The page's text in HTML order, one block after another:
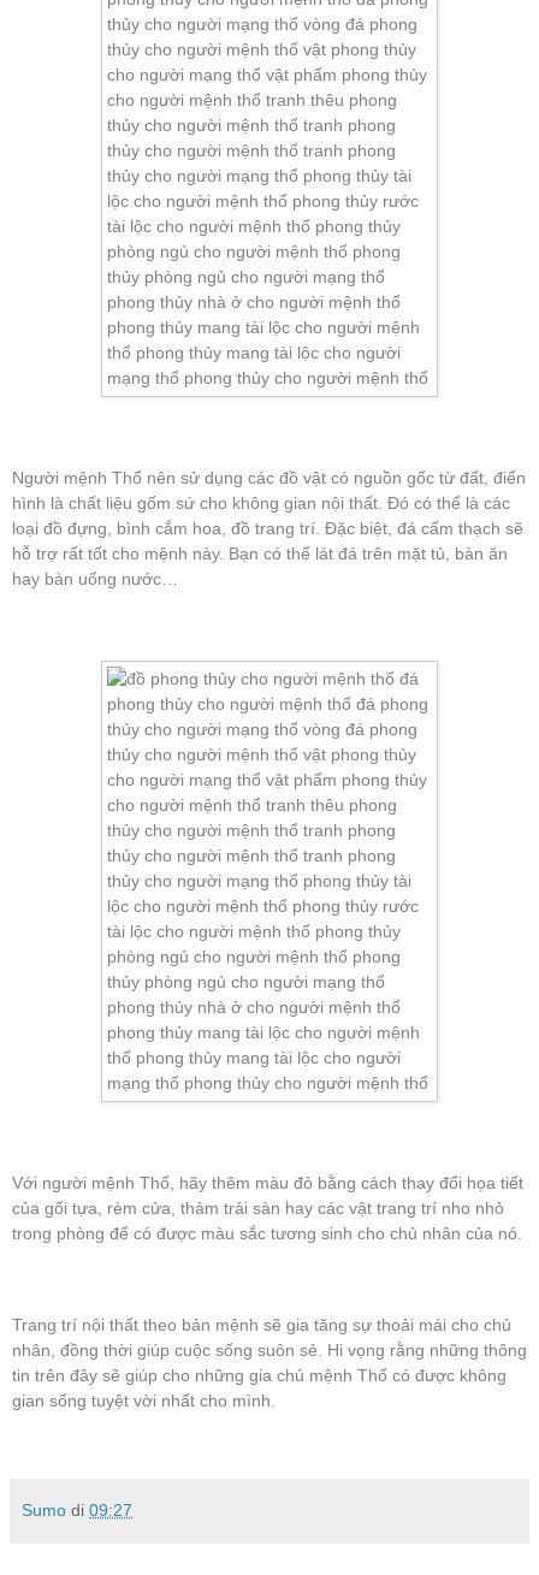
Người mệnh Thổ nên sử dụng các đồ vật có nguồn gốc từ đất, điển
hình là chất liệu gốm sứ cho không gian nội thất. Đó có thể là các
loại đồ đựng, bình cắm hoa, đồ trang trí. Đặc biệt, đá cẩm thạch sẽ
hỗ trợ rất tốt cho mệnh này. Bạn có thể lát đá trên mặt tủ, bàn ăn
hay bàn uống nước…
Với người mệnh Thổ, hãy thêm màu đỏ bằng cách thay đổi họa tiết
của gối tựa, rèm cửa, thảm trải sàn hay các vật trang trí nho nhỏ
trong phòng để có được màu sắc tương sinh cho chủ nhân của nó.
Trang trí nội thất theo bản mệnh sẽ gia tăng sự thoải mái cho chủ
nhân, đồng thời giúp cuộc sống suôn sẻ. Hi vọng rằng những thông
tin trên đây sẽ giúp cho những gia chủ mệnh Thổ có được không
gian sống tuyệt vời nhất cho mình.
Sumo di 09:27